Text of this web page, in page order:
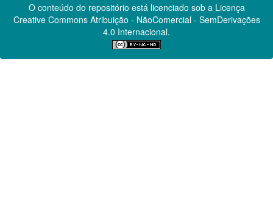
O conteúdo do repositório está licenciado sob a Licença
Creative CommonsAtribuição - NãoComercial - SemDerivações
4.0 Internacional.